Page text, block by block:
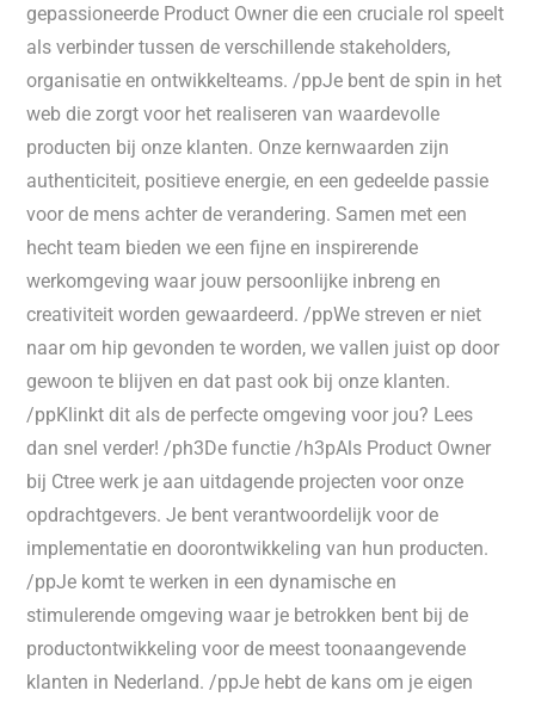
gepassioneerde Product Owner die een cruciale rol speelt
als verbinder tussen de verschillende stakeholders,
organisatie en ontwikkelteams. /ppJe bent de spin in het
web die zorgt voor het realiseren van waardevolle
producten bij onze klanten. Onze kernwaarden zijn
authenticiteit, positieve energie, en een gedeelde passie
voor de mens achter de verandering. Samen met een
hecht team bieden we een fijne en inspirerende
werkomgeving waar jouw persoonlijke inbreng en
creativiteit worden gewaardeerd. /ppWe streven er niet
naar om hip gevonden te worden, we vallen juist op door
gewoon te blijven en dat past ook bij onze klanten.
/ppKlinkt dit als de perfecte omgeving voor jou? Lees
dan snel verder! /ph3De functie /h3pAls Product Owner
bij Ctree werk je aan uitdagende projecten voor onze
opdrachtgevers. Je bent verantwoordelijk voor de
implementatie en doorontwikkeling van hun producten.
/ppJe komt te werken in een dynamische en
stimulerende omgeving waar je betrokken bent bij de
productontwikkeling voor de meest toonaangevende
klanten in Nederland. /ppJe hebt de kans om je eigen